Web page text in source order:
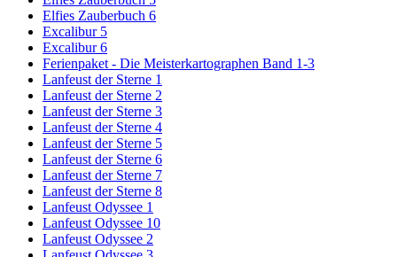
Elfies Zauberbuch 6
Excalibur 5
Excalibur 6
Ferienpaket - Die Meisterkartographen Band 1-3
Lanfeust der Sterne 1
Lanfeust der Sterne 2
Lanfeust der Sterne 3
Lanfeust der Sterne 4
Lanfeust der Sterne 5
Lanfeust der Sterne 6
Lanfeust der Sterne 7
Lanfeust der Sterne 8
Lanfeust Odyssee 1
Lanfeust Odyssee 10
Lanfeust Odyssee 2